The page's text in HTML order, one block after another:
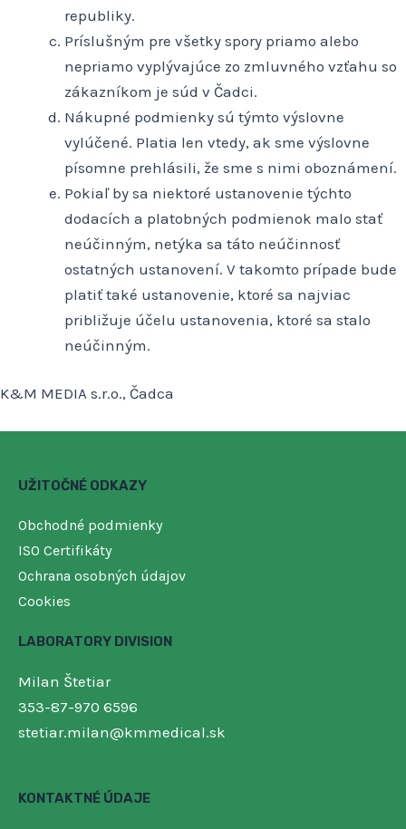
republiky.
Príslušným pre všetky spory priamo alebo
nepriamo vyplývajúce zo zmluvného vzťahu so
zákazníkom je súd v Čadci.
Nákupné podmienky sú týmto výslovne
vylúčené. Platia len vtedy, ak sme výslovne
písomne prehlásili, že sme s nimi oboznámení.
Pokiaľ by sa niektoré ustanovenie týchto
dodacích a platobných podmienok malo stať
neúčinným, netýka sa táto neúčinnosť
ostatných ustanovení. V takomto prípade bude
platiť také ustanovenie, ktoré sa najviac
približuje účelu ustanovenia, ktoré sa stalo
neúčinným.
K&M MEDIA s.r.o., Čadca
UŽITOČNÉ ODKAZY
Obchodné podmienky
ISO Certifikáty
Ochrana osobných údajov
Cookies
LABORATORY DIVISION
Milan Štetiar
353-87-970 6596
stetiar.milan@kmmedical.sk
KONTAKTNÉ ÚDAJE